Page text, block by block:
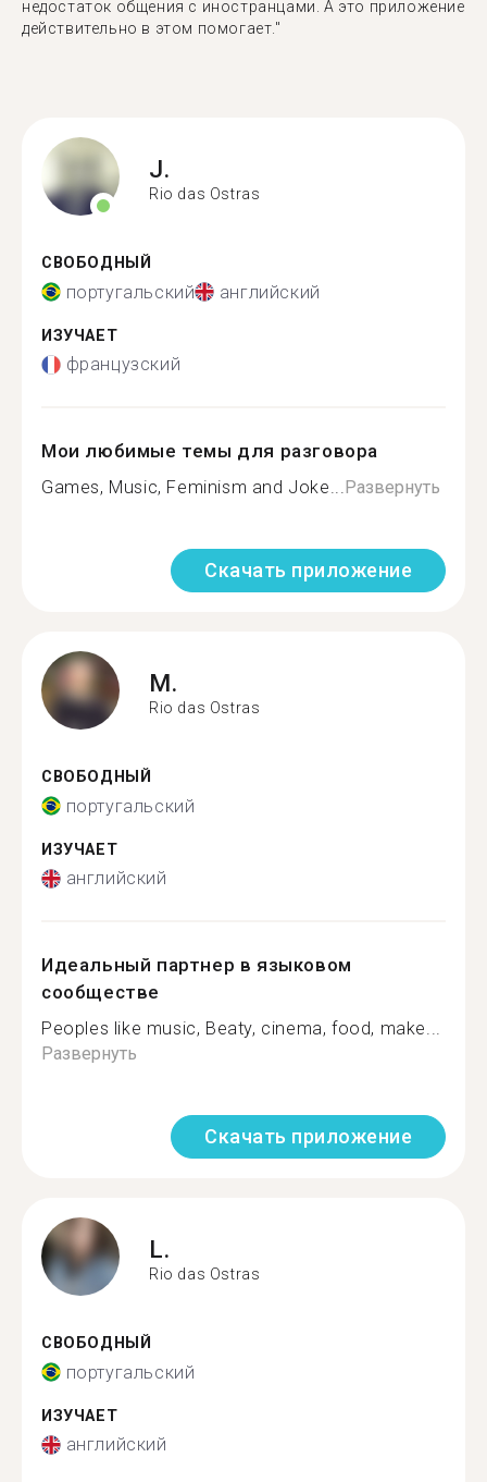
недостаток общения с иностранцами. А это приложение
действительно в этом помогает."
J.
Rio das Ostras
СВОБОДНЫЙ
португальский английский
ИЗУЧАЕТ
французский
Мои любимые темы для разговора
Games, Music, Feminism and Joke...Развернуть
Скачать приложение
M.
Rio das Ostras
СВОБОДНЫЙ
португальский
ИЗУЧАЕТ
английский
Идеальный партнер в языковом
сообществе
Peoples like music, Beaty, cinema, food, make...
Развернуть
Скачать приложение
L.
Rio das Ostras
СВОБОДНЫЙ
португальский
ИЗУЧАЕТ
английский